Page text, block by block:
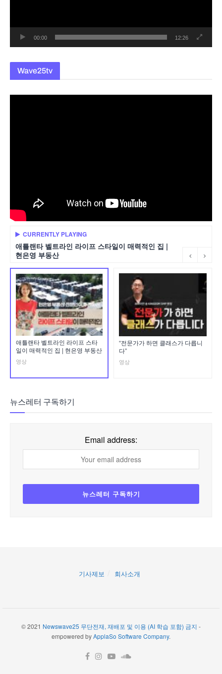
00:00 12:26
Wave25tv
CURRENTLY PLAYING
애틀랜타 벨트라인 라이프 스타일이 매력적인 집 |
현은영 부동산
애틀랜타 벨트라인 라이프 스타
일이 매력적인 집 | 현은영 부동산
영상
“전문가가 하면 클래스가 다릅니
다”
영상
뉴스레터 구독하기
Email address:
기사제보 회사소개
© 2021 Newswave25 무단전재, 재배포 및 이용 (AI 학습 포함) 금지 -
empowered byApplaSo Software Company.